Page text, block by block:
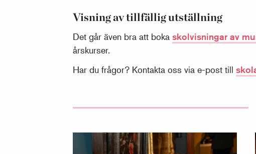
Visning av tillfällig utställning
Det går även bra att boka skolvisningar av
årskurser.
Har du frågor? Kontakta oss via e-post till
Skolprogram, förskolan